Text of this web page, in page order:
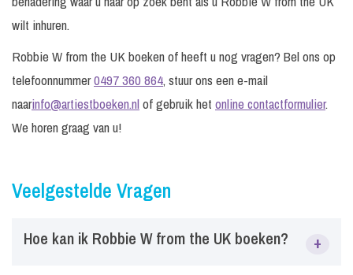
wilt inhuren.
Robbie W from the UK boeken of heeft u nog vragen? Bel ons op
telefoonnummer0497 360 864, stuur ons een e-mail
naarinfo@artiestboeken.nlof gebruik het online contactformulier.
We horen graag van u!
Veelgestelde Vragen
Hoe kan ik Robbie W from the UK boeken? +